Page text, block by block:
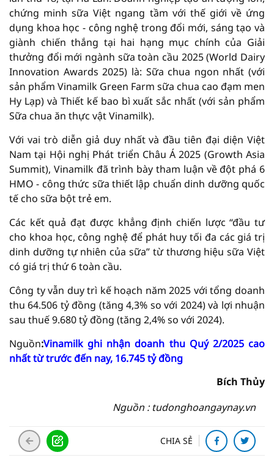
chứng minh sữa Việt ngang tầm với thế giới về ứng
dụng khoa học - công nghệ trong đổi mới, sáng tạo và
giành chiến thắng tại hai hạng mục chính của Giải
thưởng đổi mới ngành sữa toàn cầu 2025 (World Dairy
Innovation Awards 2025) là: Sữa chua ngon nhất (với
sản phẩm Vinamilk Green Farm sữa chua cao đạm men
Hy Lạp) và Thiết kế bao bì xuất sắc nhất (với sản phẩm
Sữa chua ăn thực vật Vinamilk).
Với vai trò diễn giả duy nhất và đầu tiên đại diện Việt
Nam tại Hội nghị Phát triển Châu Á 2025 (Growth Asia
Summit), Vinamilk đã trình bày tham luận về đột phá 6
HMO - công thức sữa thiết lập chuẩn dinh dưỡng quốc
tế cho sữa bột trẻ em.
Các kết quả đạt được khẳng định chiến lược “đầu tư
cho khoa học, công nghệ để phát huy tối đa các giá trị
dinh dưỡng tự nhiên của sữa” từ thương hiệu sữa Việt
có giá trị thứ 6 toàn cầu.
Công ty vẫn duy trì kế hoạch năm 2025 với tổng doanh
thu 64.506 tỷ đồng (tăng 4,3% so với 2024) và lợi nhuận
sau thuế 9.680 tỷ đồng (tăng 2,4% so với 2024).
Nguồn:Vinamilk ghi nhận doanh thu Quý 2/2025 cao
nhất từ trước đến nay, 16.745 tỷ đồng
Bích Thủy
Nguồn : tudonghoangaynay.vn
CHIA SẺ